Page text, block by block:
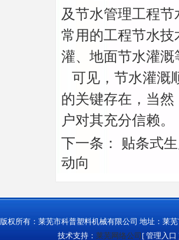
及节水管理工程
常用的工程节水
灌、地面节水灌溉
可见，节水灌溉
的关键存在，当
户对其充分信赖。
下一条： 贴条式
动向
版权所有：莱芜市科普塑料机械有限公司 地址：莱
技术支持： 莱芜网络公司 [ 管理入口